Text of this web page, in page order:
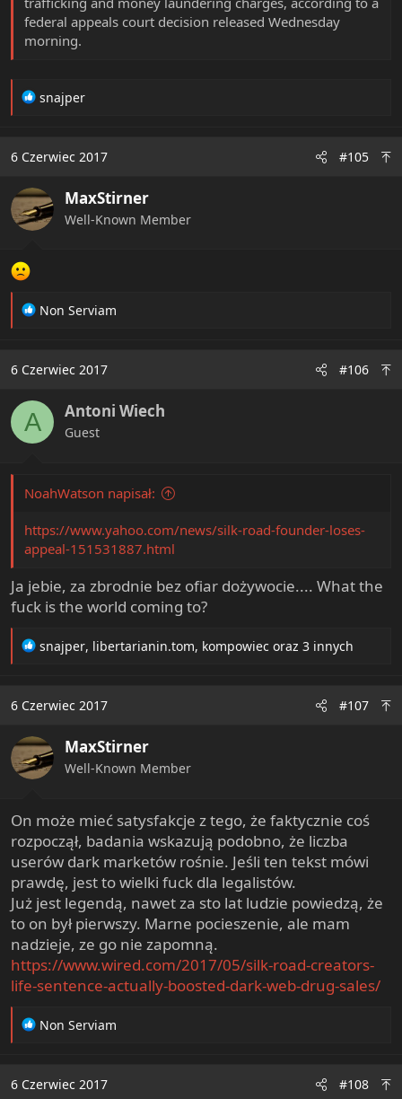
federal appeals court decision released Wednesday
morning.
R
t
o
n
s
snajper
6 Czerwiec 2017 #105
MaxStirner
Well-Known Member
R
t
n
s
Non Serviam
6 Czerwiec 2017 #106
A Antoni Wiech
Guest
NoahWatson napisał:
https://www.yahoo.com/news/silk-road-founder-loses-
appeal-151531887.html
Ja jebie, za zbrodnie bez ofiar dożywocie.... What the
fuck is the world coming to?
R
t
o
n
s
snajper, libertarianin.tom, kompowiec oraz 3 innych
6 Czerwiec 2017 #107
MaxStirner
Well-Known Member
On może mieć satysfakcje z tego, że faktycznie coś
rozpoczął, badania wskazują podobno, że liczba
userów dark marketów rośnie. Jeśli ten tekst mówi
prawdę, jest to wielki fuck dla legalistów.
Już jest legendą, nawet za sto lat ludzie powiedzą, że
to on był pierwszy. Marne pocieszenie, ale mam
nadzieje, ze go nie zapomną.
https://www.wired.com/2017/05/silk-road-creators-
life-sentence-actually-boosted-dark-web-drug-sales/
R
t
Non Serviam
6 Czerwiec 2017 #108